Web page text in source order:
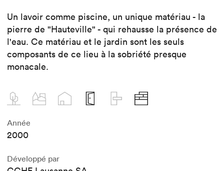
Un lavoir comme piscine, un unique matériau - la
pierre de "Hauteville" - qui rehausse la présence de
l'eau. Ce matériau et le jardin sont les seuls
composants de ce lieu à la sobriété presque
monacale.
Année
2000
Développé par